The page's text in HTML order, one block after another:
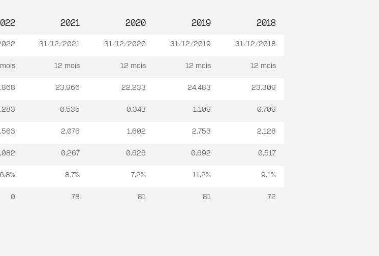
2021 2020 2019 2018
31/12/2021 31/12/2020 31/12/2019 31/12/2018
12 mois 12 mois 12 mois 12 mois
23,966 22,233 24,483 23,309
0,535 0,343 1,109 0,709
2,076 1,602 2,753 2,128
0,267 0,626 0,692 0,517
6,8% 8,7% 7,2% 11,2% 9,1%
0 78 81 81 72